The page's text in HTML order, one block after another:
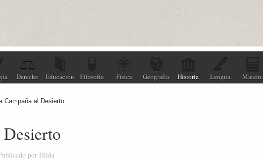
Derecho Educación Filosofía Física Geografía Historia Lengua Matem.
Campaña al Desierto
por Hilda